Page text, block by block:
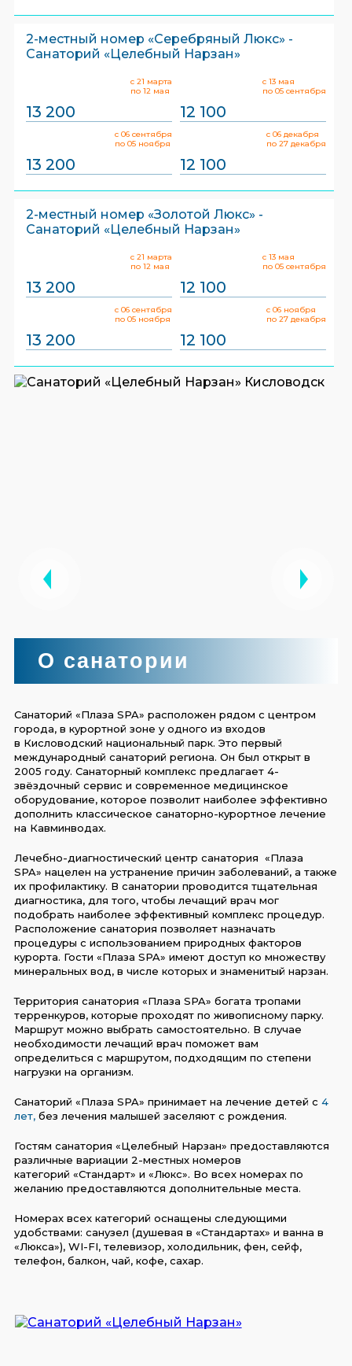
2-местный номер «Серебряный Люкс» -
Санаторий «Целебный Нарзан»
с 21 марта
по 12 мая
13 200
с 13 мая
по 05 сентября
12 100
с 06 сентября
по 05 ноября
13 200
с 06 декабря
по 27 декабря
12 100
2-местный номер «Золотой Люкс» -
Санаторий «Целебный Нарзан»
с 21 марта
по 12 мая
13 200
с 13 мая
по 05 сентября
12 100
с 06 сентября
по 05 ноября
13 200
с 06 ноября
по 27 декабря
12 100
О санатории
Санаторий «Плаза SPA» расположен рядом с центром
города, в курортной зоне у одного из входов
в Кисловодский национальный парк. Это первый
международный санаторий региона. Он был открыт в
2005 году. Санаторный комплекс предлагает 4-
звёздочный сервис и современное медицинское
оборудование, которое позволит наиболее эффективно
дополнить классическое санаторно-курортное лечение
на Кавминводах.
Лечебно-диагностический центр санатория «Плаза
SPA» нацелен на устранение причин заболеваний, а также
их профилактику. В санатории проводится тщательная
диагностика, для того, чтобы лечащий врач мог
подобрать наиболее эффективный комплекс процедур.
Расположение санатория позволяет назначать
процедуры с использованием природных факторов
курорта. Гости «Плаза SPA» имеют доступ ко множеству
минеральных вод, в числе которых и знаменитый нарзан.
Территория санатория «Плаза SPA» богата тропами
терренкуров, которые проходят по живописному парку.
Маршрут можно выбрать самостоятельно. В случае
необходимости лечащий врач поможет вам
определиться с маршрутом, подходящим по степени
нагрузки на организм.
Санаторий «Плаза SPA» принимает на лечение детей с 4
лет,без лечения малышей заселяют с рождения.
Гостям санатория «Целебный Нарзан» предоставляются
различные вариации 2-местных номеров
категорий «Стандарт» и «Люкс». Во всех номерах по
желанию предоставляются дополнительные места.
Номерах всех категорий оснащены следующими
удобствами: санузел (душевая в «Стандартах» и ванна в
«Люкса»), WI-FI, телевизор, холодильник, фен, сейф,
телефон, балкон, чай, кофе, сахар.